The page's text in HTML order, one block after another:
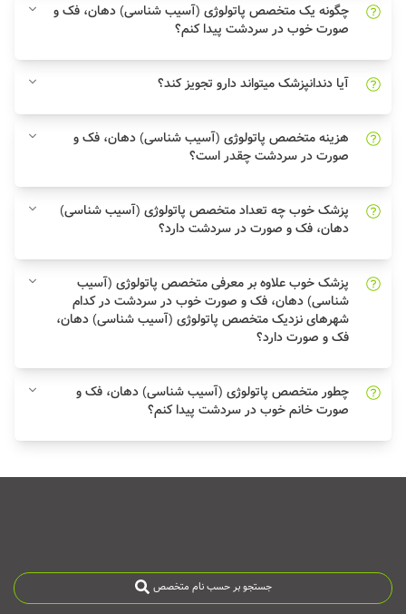
چگونه یک متخصص پاتولوژی (آسیب شناسی) دهان، فک و
صورت خوب در سردشت پیدا کنم؟
آیا دندانپزشک میتواند دارو تجویز کند؟
هزینه متخصص پاتولوژی (آسیب شناسی) دهان، فک و
صورت در سردشت چقدر است؟
پزشک خوب چه تعداد متخصص پاتولوژی (آسیب شناسی)
دهان، فک و صورت در سردشت دارد؟
پزشک خوب علاوه بر معرفی متخصص پاتولوژی (آسیب
شناسی) دهان، فک و صورت خوب در سردشت در کدام
شهرهای نزدیک متخصص پاتولوژی (آسیب شناسی) دهان،
فک و صورت دارد؟
چطور متخصص پاتولوژی (آسیب شناسی) دهان، فک و
صورت خانم خوب در سردشت پیدا کنم؟
جستجو بر حسب نام متخصص